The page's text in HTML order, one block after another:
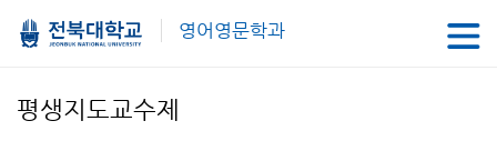
영어영문학과
평생지도교수제